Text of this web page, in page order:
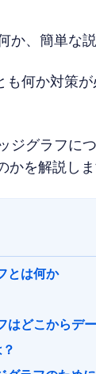
か、簡単な
も何か対策
ジグラフに
かを解説しま
とは何か
はどこからデ